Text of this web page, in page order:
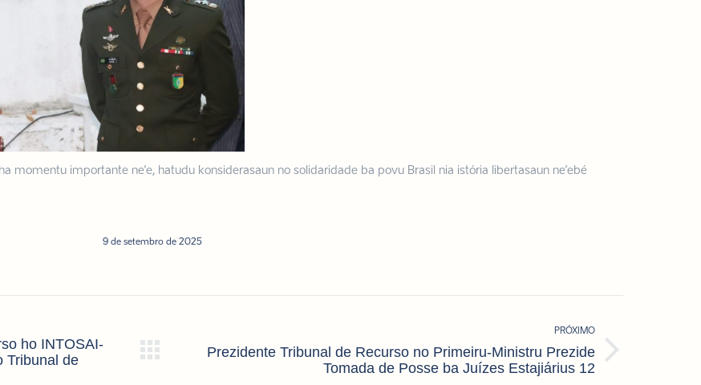
momentu importante ne’e, hatudu konsiderasaun no solidaridade ba povu Brasil nia istória libertasaun ne’ebé
9 de setembro de 2025
ho INTOSAI-
Tribunal de
PRÓXIMO
Próximo
Prezidente Tribunal de Recurso no Primeiru-Ministru Prezide
Tomada de Posse ba Juízes Estajiárius 12